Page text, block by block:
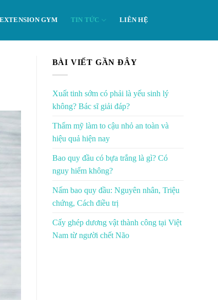
GYM TIN TỨC LIÊN HỆ
BÀI VIẾT GẦN ĐÂY
Xuất tinh sớm có phải là yếu sinh lý
không? Bác sĩ giải đáp?
Thẩm mỹ làm to cậu nhỏ an toàn và
hiệu quả hiện nay
Bao quy đầu có bựa trắng là gì? Có
nguy hiểm không?
Nấm bao quy đầu: Nguyên nhân, Triệu
chứng, Cách điều trị
Cấy ghép dương vật thành công tại Việt
Nam từ người chết Não